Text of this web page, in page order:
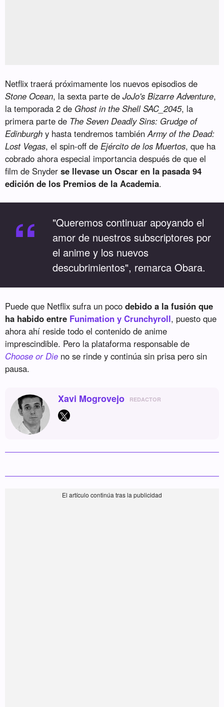
Netflix traerá próximamente los nuevos episodios de
Stone Ocean, la sexta parte deJoJo's Bizarre Adventure,
la temporada 2 de Ghost in the Shell SAC_2045, la
primera parte de The Seven Deadly Sins: Grudge of
Edinburgh y hasta tendremos tambiénArmy of the Dead:
Lost Vegas, el spin-off de Ejército de los Muertos, que ha
cobrado ahora especial importancia después de que el
film de Snyderse llevase un Oscar en la pasada 94
edición de los Premios de la Academia.
“
"Queremos continuar apoyando el
amor de nuestros subscriptores por
el anime y los nuevos
descubrimientos", remarca Obara.
Puede que Netflix sufra un pocodebido a la fusión que
ha habido entre Funimation y Crunchyroll, puesto que
ahora ahí reside todo el contenido de anime
imprescindible. Pero la plataforma responsable de
Choose or Die no se rinde y continúa sin prisa pero sin
pausa.
Xavi Mogrovejo REDACTOR